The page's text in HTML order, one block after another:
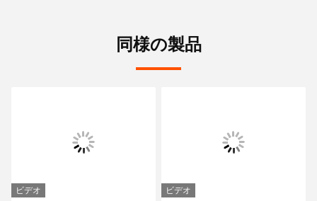
同様の製品
ビデオ ビデオ